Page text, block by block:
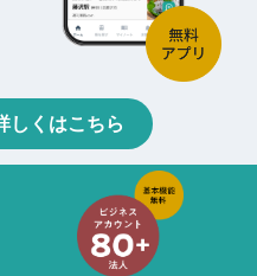
しくはこちら